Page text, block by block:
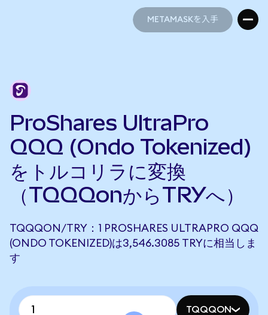
METAMASKを入手
ProShares UltraPro
QQQ (Ondo Tokenized)
をトルコリラに変換
（TQQQonからTRYへ）
TQQQON/TRY：1 PROSHARES ULTRAPRO QQQ
(ONDO TOKENIZED)は3,546.3085 TRYに相当しま
す
TQQQON